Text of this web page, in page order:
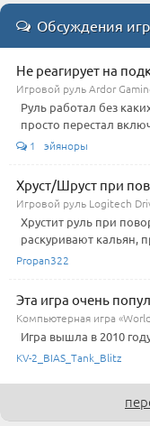
Обсуждения
Не реагирует на
Игровой руль Ardor
Руль работал без
просто перестал
1 эйяноры
Хруст/Шруст при
Игровой руль Logitech
Хрустит руль при
раскуривают кальян,
Propan322
Эта игра очень
Компьютерная игра
Игра вышла в 2010
KV-2_BIAS_Tank_Blitz